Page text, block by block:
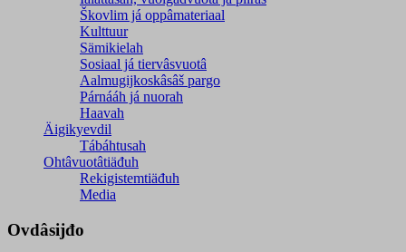
Škovlim já oppâmateriaal
Kulttuur
Sämikielah
Sosiaal já tiervâsvuotâ
Aalmugijkoskâsâš pargo
Párnááh já nuorah
Haavah
Äigikyevdil
Tábáhtusah
Ohtâvuotâtiäđuh
Rekigistemtiäđuh
Media
Ovdâsijđo